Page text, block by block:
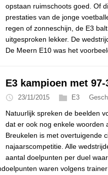
opstaan ruimschoots goed. Of
prestaties van de jonge
regen of zonneschijn, de E3
uitgesproken lekker. De
De Meern E10 was het
E3 kampioen met 97-
23/11/2015 E3
Natuurlijk spreken de beelden
dat er ook nog enkele woorden
Breukelen is met overtuigende
najaarscompetitie. Alle
aantal doelpunten per duel
waren volgens